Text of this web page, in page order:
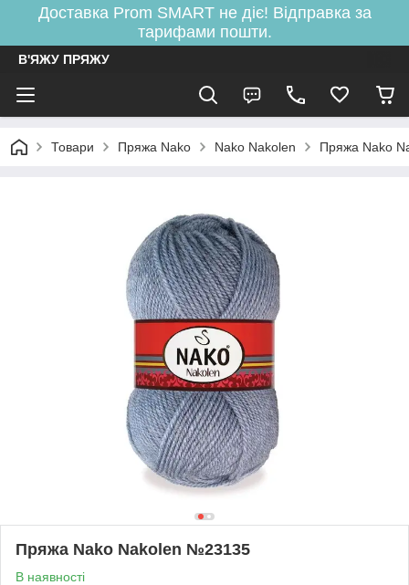
Доставка Prom SMART не діє! Відправка за
тарифами пошти.
В'ЯЖУ ПРЯЖУ
Товари Пряжа Nako Nako Nakolen Пряжа Nako
Пряжа Nako Nakolen №23135
В наявності